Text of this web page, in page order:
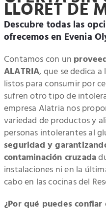
LLORET DE
Descubre todas las
ofrecemos en Evenia
Contamos con un
ALATRIA, que se dedica
listos para consumir por
sufren otro tipo de
empresa Alatria nos
variedad de productos y
personas intolerantes al
seguridad y
contaminación cruzada
instalaciones ni en la
cabo en las cocinas del
¿Por qué puedes